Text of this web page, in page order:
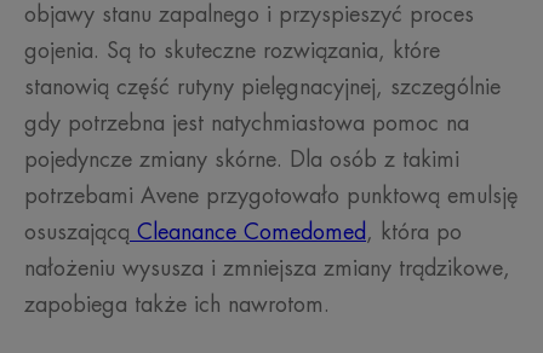
objawy stanu zapalnego i przyspieszyć proces
gojenia. Są to skuteczne rozwiązania, które
stanowią część rutyny pielęgnacyjnej, szczególnie
gdy potrzebna jest natychmiastowa pomoc na
pojedyncze zmiany skórne. Dla osób z takimi
potrzebami Avene przygotowało punktową emulsję
osuszającą Cleanance Comedomed , która po
nałożeniu wysusza i zmniejsza zmiany trądzikowe,
zapobiega także ich nawrotom.